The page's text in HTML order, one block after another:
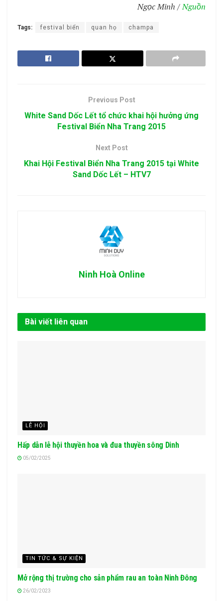
Ngọc Minh /Nguồn
Tags: festival biển quan họ champa
Previous Post
White Sand Dốc Lết tổ chức khai hội hưởng ứng
Festival Biển Nha Trang 2015
Next Post
Khai Hội Festival Biển Nha Trang 2015 tại White
Sand Dốc Lết – HTV7
Ninh Hoà Online
Bài viết liên quan
LỄ HỘI
Hấp dẫn lễ hội thuyền hoa và đua thuyền sông Dinh
05/02/2025
TIN TỨC & SỰ KIỆN
Mở rộng thị trường cho sản phẩm rau an toàn Ninh Đông
26/02/2023